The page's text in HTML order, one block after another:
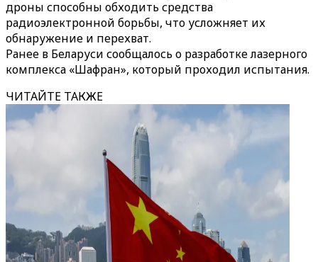
дроны способны обходить средства
радиоэлектронной борьбы, что усложняет их
обнаружение и перехват.
Ранее в Беларуси сообщалось о разработке лазерного
комплекса «Шафран», который проходил испытания.
ЧИТАЙТЕ ТАКЖЕ